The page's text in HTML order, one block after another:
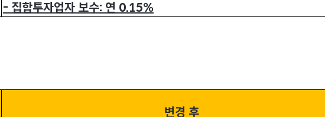
- 집합투자업자 보수: 연 0.15%
변경 후